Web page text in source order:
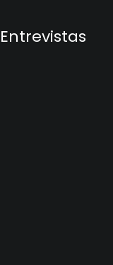
Entrevistas